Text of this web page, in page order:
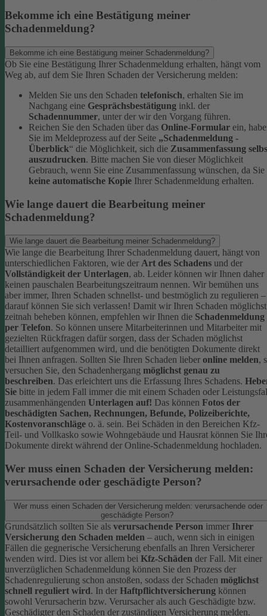
Bekomme ich eine Bestätigung meiner
Schadenmeldung?
Bekomme ich eine Bestätigung meiner Schadenmeldung?
Ob Sie eine Bestätigung Ihrer Schadenmeldung erhalten, hängt vom
Weg ab, auf dem Sie Ihren Schaden der Versicherung melden:
Melden Sie uns den Schaden telefonisch, erhalten Sie im
Nachgang eine Gesprächsbestätigung inkl. der
Schadennummer, unter der wir den Vorgang führen.
Reichen Sie den Schaden über das Online-Formular ein,
Sie im Meldeprozess auf der Seite „Schadenmeldung -
Überblick“ die Möglichkeit, sich die Zusammenfassung
auszudrucken. Bitte machen Sie von dieser Möglichkeit
Gebrauch, wenn Sie eine Zusammenfassung wünschen, da Sie
keine automatische Kopie Ihrer Schadenmeldung erhalten.
Wie lange dauert die Bearbeitung meiner
Schadenmeldung?
Wie lange dauert die Bearbeitung meiner Schadenmeldung?
Wie lange die Bearbeitung Ihrer Schadenmeldung dauert, hängt von
unterschiedlichen Faktoren, wie der Art des Schadens und der
Vollständigkeit der Unterlagen, ab. Leider können wir Ihnen daher
keinen pauschalen Bearbeitungszeitraum nennen. Wir bemühen uns
aber immer, Ihren Schaden schnellst- und bestmöglich zu regulieren –
darauf können Sie sich verlassen! Damit wir Ihren Schaden möglichst
zeitnah beheben können, empfehlen wir Ihnen die Schadenmeldung
per Telefon. So können unsere Mitarbeiterinnen und Mitarbeiter mit
gezielten Rückfragen dafür sorgen, dass der Schaden möglichst
detailliert aufgenommen wird, und die benötigten Dokumente direkt
bei Ihnen anfragen. Sollten Sie Ihren Schaden lieber online melden,
versuchen Sie, den Schadenhergang möglichst genau zu
beschreiben. Das erleichtert uns die Erfassung Ihres Schadens.
Sie bitte in jedem Fall immer die mit einem Schaden oder
zusammenhängenden Unterlagen auf! Das können Fotos der
beschädigten Sachen, Rechnungen, Befunde, Polizeiberichte,
Kostenvoranschläge o. ä. sein. Bei Schäden in den Bereichen Kfz-
Teil- und Vollkasko sowie Wohngebäude und Hausrat können Sie
Dokumente direkt während der Online-Schadenmeldung hochladen.
Wer muss einen Schaden der Versicherung melden:
verursachende oder geschädigte Person?
Wer muss einen Schaden der Versicherung melden: verursachende oder
geschädigte Person?
Grundsätzlich sollten Sie als verursachende Person immer Ihrer
Versicherung den Schaden melden – auch, wenn sich in einigen
Fällen die gegnerische Versicherung ebenfalls an Ihren Versicherer
wenden wird. Dies ist vor allem bei Kfz-Schäden der Fall. Mit einer
unverzüglichen Schadenmeldung können Sie den Prozess der
Schadenregulierung schon anstoßen, sodass der Schaden möglichst
schnell reguliert wird. In der Haftpflichtversicherung können
sowohl Verursacherin bzw. Verursacher als auch Geschädigte bzw.
Geschädigter den Schaden der zuständigen Versicherung melden.